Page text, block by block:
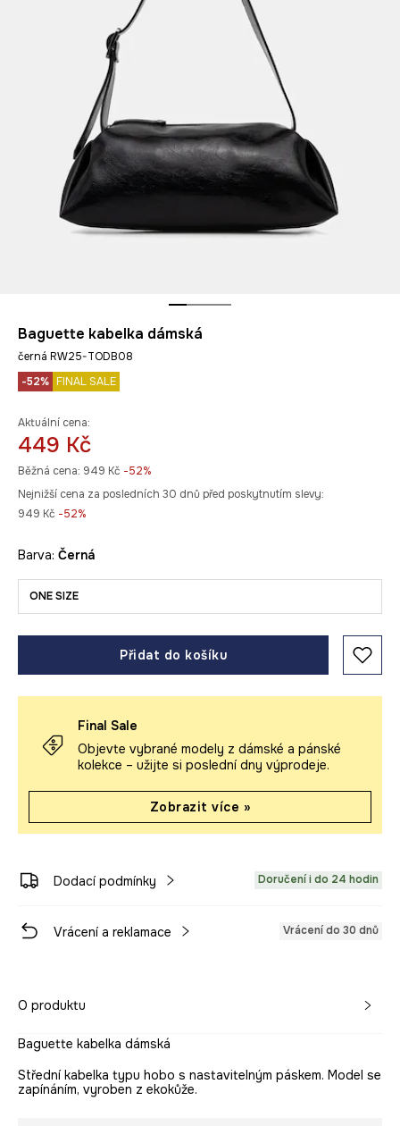
Baguette kabelka dámská
černá RW25-TODB08
-52% FINAL SALE
Aktuální cena:
449 Kč
Běžná cena: 949 Kč -52%
Nejnižší cena za posledních 30 dnů před poskytnutím slevy:
949 Kč -52%
Barva: černá
ONE SIZE
Přidat do košíku
Final Sale
Objevte vybrané modely z dámské a pánské
kolekce – užijte si poslední dny výprodeje.
Zobrazit více »
Dodací podmínky Doručení i do 24 hodin
Vrácení a reklamace Vrácení do 30 dnů
O produktu
Baguette kabelka dámská
Střední kabelka typu hobo s nastavitelným páskem. Model se
zapínáním, vyroben z ekokůže.